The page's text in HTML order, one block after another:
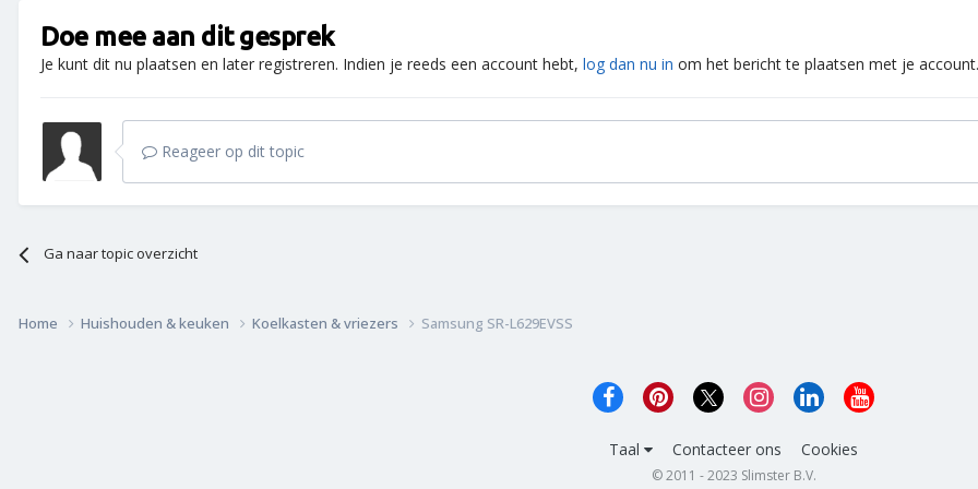
Doe mee aan dit gesprek
Je kunt dit nu plaatsen en later registreren. Indien je reeds een account hebt, log dan nu in om het bericht te plaatsen met je account.
Reageer op dit topic
Ga naar topic overzicht
Home Huishouden & keuken Koelkasten & vriezers Samsung SR-L629EVSS
Taal Contacteer ons Cookies
© 2011 - 2023 Slimster B.V.